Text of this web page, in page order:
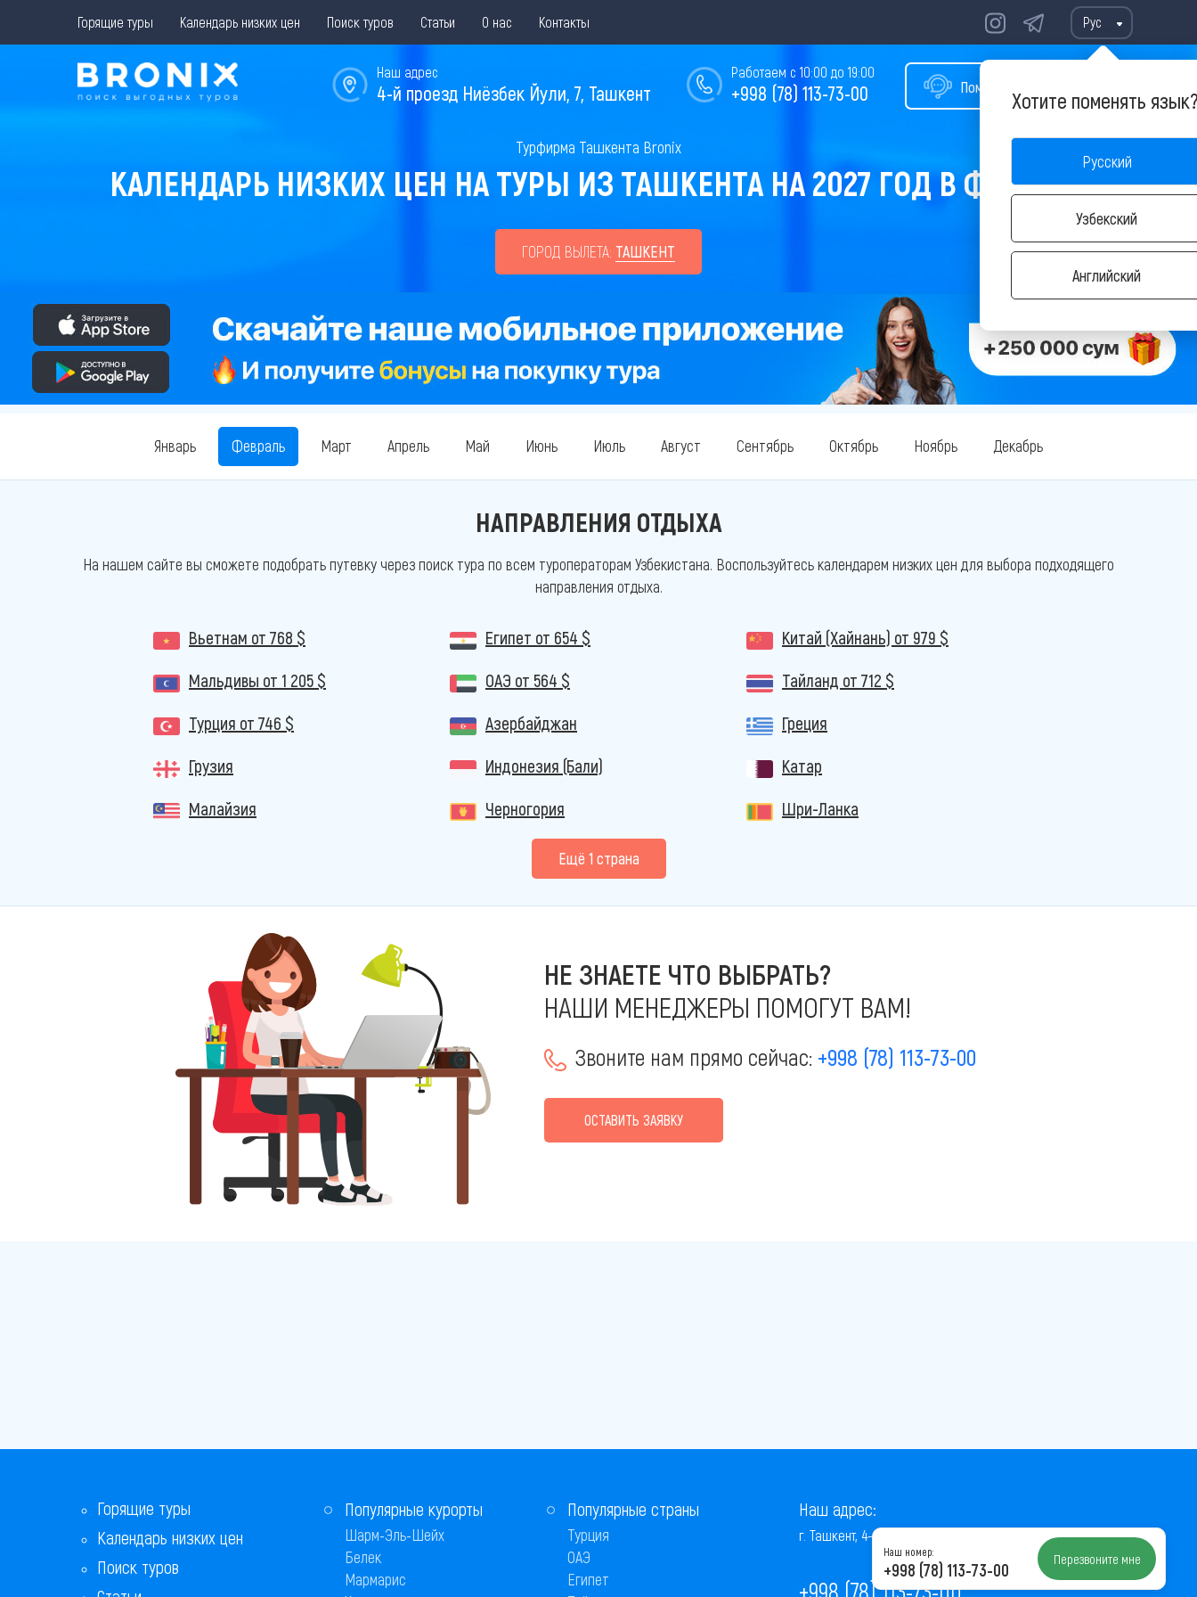
Горящие туры Календарь низких цен Поиск туров Статьи О нас Контакты Рус
Хотите поменять
Русский
Узбекский
Английский
Помощь в подборе тура
Работаем с 10:00 до 19:00
+998 (78) 113-73-00
Наш адрес
4-й проезд Ниёзбек Йули, 7, Ташкент
Турфирма Ташкента Bronix
КАЛЕНДАРЬ НИЗКИХ ЦЕН НА ТУРЫ ИЗ ТАШКЕНТА НА 2027 ГОД В ФЕВРАЛЕ
ГОРОД ВЫЛЕТА: ТАШКЕНТ
Январь Февраль Март Апрель Май Июнь Июль Август Сентябрь Октябрь Ноябрь Декабрь
НАПРАВЛЕНИЯ ОТДЫХА
На нашем сайте вы сможете подобрать путевку через поиск тура по всем туроператорам Узбекистана. Воспользуйтесь календарем низких цен для выбора подходящего
направления отдыха.
Вьетнам от 768 $ Египет от 654 $ Китай (Хайнань) от 979 $
Мальдивы от 1 205 $ ОАЭ от 564 $ Тайланд от 712 $
Турция от 746 $ Азербайджан
Греция
Грузия
Индонезия (Бали)
Катар
Малайзия
Черногория Шри-Ланка
Eщё 1 страна
НЕ ЗНАЕТЕ ЧТО ВЫБРАТЬ?
НАШИ МЕНЕДЖЕРЫ ПОМОГУТ ВАМ!
Звоните нам прямо сейчас: +998 (78) 113-73-00
ОСТАВИТЬ ЗАЯВКУ
Горящие туры
Календарь низких цен
Поиск туров
Популярные курорты
Шарм-Эль-Шейх
Белек
Мармарис
Популярные страны
Турция
ОАЭ
Египет
Наш адрес:
г. Ташкент, 4-й проезд Ниёзбек Йули, 7
+998 (78) 113-73-00
Наш номер:
+998 (78) 113-73-00 Перезвоните мне